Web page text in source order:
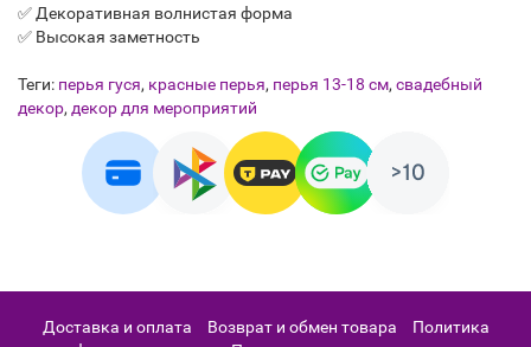
✅ Декоративная волнистая форма
✅ Высокая заметность
Теги: перья гуся, красные перья, перья 13-18 см, свадебный
декор, декор для мероприятий
Доставка и оплата Возврат и обмен товара
Политика